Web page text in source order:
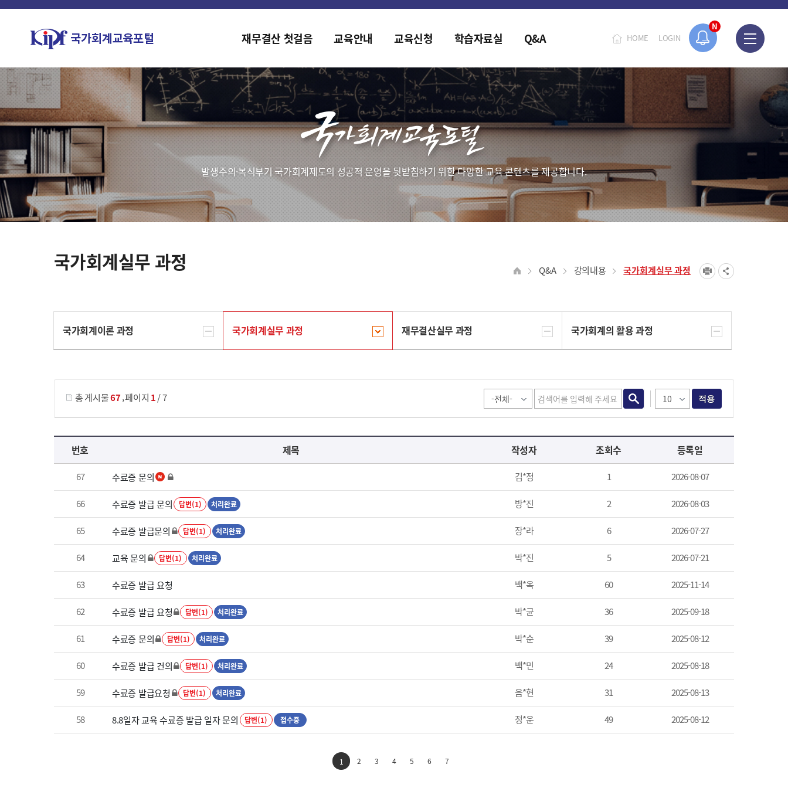
N
홈페이지가 새롭게 개편되었습니다.
HOME LOGIN
재무결산 첫걸음 교육안내 교육신청 학습자료실 Q&A
발생주의·복식부기 국가회계제도의 성공적 운영을 뒷받침하기 위한 다양한 교육 콘텐츠를 제공합니다.
국가회계실무 과정 Q&A 강의내용 국가회계실무 과정
국가회계이론 과정 국가회계실무 과정 재무결산실무 과정 국가회계의 활용 과정
총 게시물67,페이지 1/ 7 적용
국가회계실무 과정 목록 으로 번호, 제목, 작성자, 조회수, 등록 일로 나열 되고 있습니다.
번호 제목 작성자 조회수 등록일
67 수료증 문의 김*정 1 2026-08-07
66 수료증 발급 문의 답변(1) 처리완료 방*진 2 2026-08-03
65 수료증 발급문의 답변(1) 처리완료 장*라 6 2026-07-27
64 교육 문의 답변(1) 처리완료 박*진 5 2026-07-21
63 수료증 발급 요청 백*옥 60 2025-11-14
62 수료증 발급 요청 답변(1) 처리완료 박*균 36 2025-09-18
61 수료증 문의 답변(1) 처리완료 박*순 39 2025-08-12
60 수료증 발급 건의 답변(1) 처리완료 백*민 24 2025-08-18
59 수료증 발급요청 답변(1) 처리완료 음*현 31 2025-08-13
58 8.8일자 교육 수료증 발급 일자 문의 답변(1) 접수중 정*운 49 2025-08-12
1 2 3 4 5 6 7